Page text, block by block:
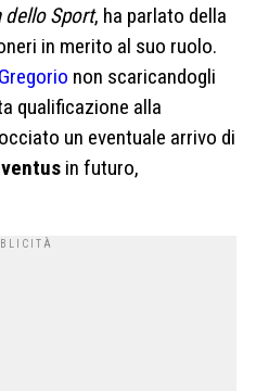
dello Sport, ha parlato della
in merito al suo ruolo.
non scaricandogli
qualificazione alla
un eventuale arrivo di
in futuro,